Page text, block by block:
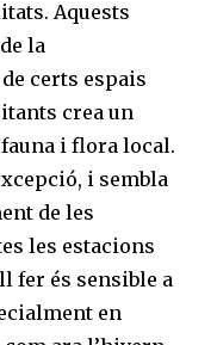
Aquests
la
certs espais
crea un
i flora local.
i sembla
de les
les estacions
fer és sensible a
en